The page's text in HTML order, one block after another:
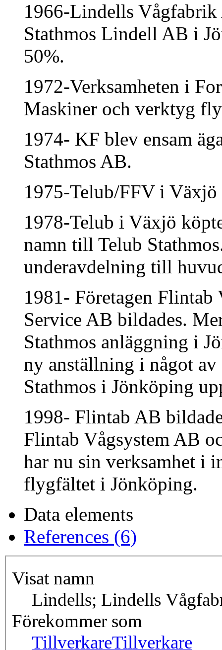
1966-Lindells
Stathmos Lindell AB i
50%.
1972-Verksamheten i
Maskiner och verktyg
1974- KF blev ensam
Stathmos AB.
1975-Telub/FFV i Växjö
1978-Telub i Växjö
namn till Telub
underavdelning till
1981- Företagen
Service AB bildades.
Stathmos anläggning i
ny anställning i något av
Stathmos i Jönköping
1998- Flintab AB
Flintab Vågsystem AB
har nu sin verksamhet i
flygfältet i Jönköping.
Data elements
References (6)
Visat namn
Lindells; Lindells
Förekommer som
TillverkareTillverkare